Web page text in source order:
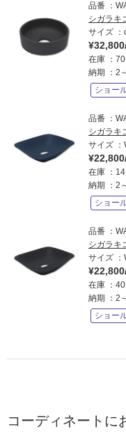
品番
シガラキ
サイズ
在庫
納期
2
ショー
品番
シガラキ
サイズ
在庫
納期
2
ショー
品番
シガラキ
サイズ
在庫
納期
2
ショー
コーディネートに